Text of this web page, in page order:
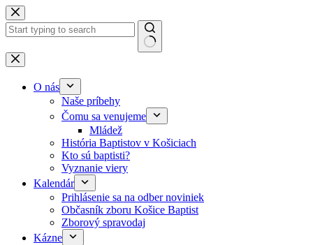
Skip to content
No results
O nás
Naše príbehy
Čomu sa venujeme
Mládež
História Baptistov v Košiciach
Kto sú baptisti?
Vyznanie viery
Kalendár
Prihlásenie sa na odber noviniek
Občasník zboru Košice Baptist
Zborový spravodaj
Kázne